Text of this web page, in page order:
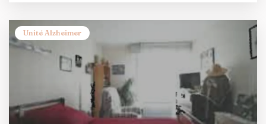
Unité Alzheimer